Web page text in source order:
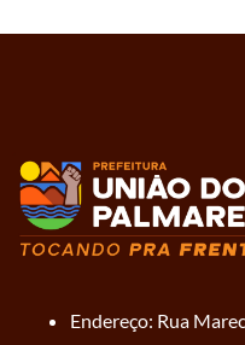
Endereço: Rua